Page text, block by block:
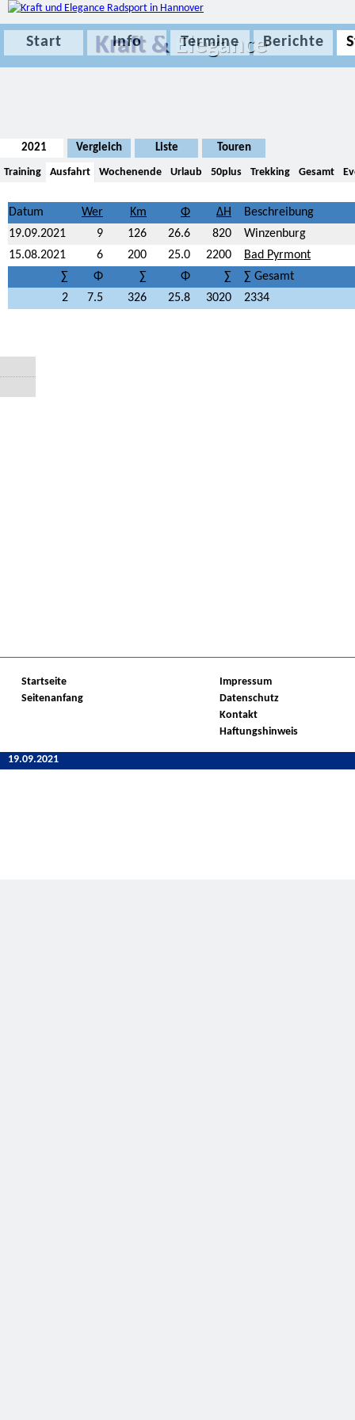
Kraft & Elegance
Start Info Termine Berichte
2021 Vergleich Liste Touren
Training Ausfahrt Wochenende Urlaub 50plus Trekking Gesamt
Datum
Beschreibung
19.09.2021
9 126 26.6 820
Winzenburg
15.08.2021
6 200 25.0 2200
Bad Pyrmont
∑
Φ ∑ Φ ∑
∑ Gesamt
2
7.5 326 25.8 3020 2334
Startseite
Seitenanfang
Impressum
Datenschutz
Kontakt
Haftungshinweis
19.09.2021